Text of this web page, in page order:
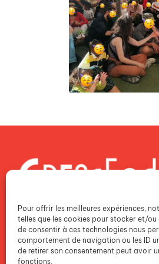
Pour offrir les meilleures expériences,
telles que les cookies pour stocker et/
de consentir à ces technologies nous
comportement de navigation ou les ID
de retirer son consentement peut avoir
fonctions.